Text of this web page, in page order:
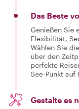
Das Beste
Genießen Sie
Flexibilität,
Wählen Sie
über den
perfekte
See-Punkt auf
Gestalte es